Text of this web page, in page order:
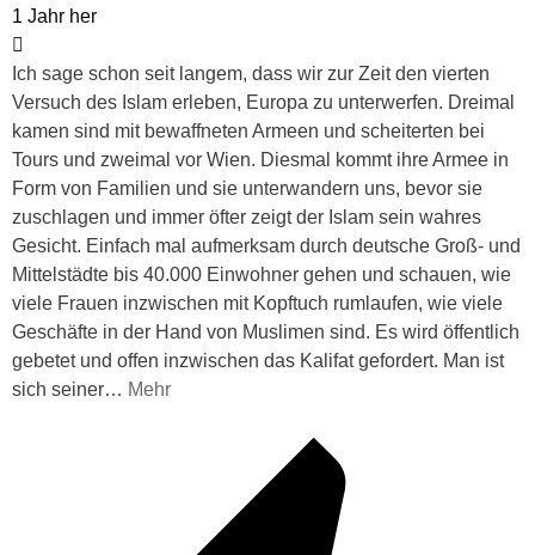
1 Jahr her
Ich sage schon seit langem, dass wir zur Zeit den vierten
Versuch des Islam erleben, Europa zu unterwerfen. Dreimal
kamen sind mit bewaffneten Armeen und scheiterten bei
Tours und zweimal vor Wien. Diesmal kommt ihre Armee in
Form von Familien und sie unterwandern uns, bevor sie
zuschlagen und immer öfter zeigt der Islam sein wahres
Gesicht. Einfach mal aufmerksam durch deutsche Groß- und
Mittelstädte bis 40.000 Einwohner gehen und schauen, wie
viele Frauen inzwischen mit Kopftuch rumlaufen, wie viele
Geschäfte in der Hand von Muslimen sind. Es wird öffentlich
gebetet und offen inzwischen das Kalifat gefordert. Man ist
sich seiner… Mehr